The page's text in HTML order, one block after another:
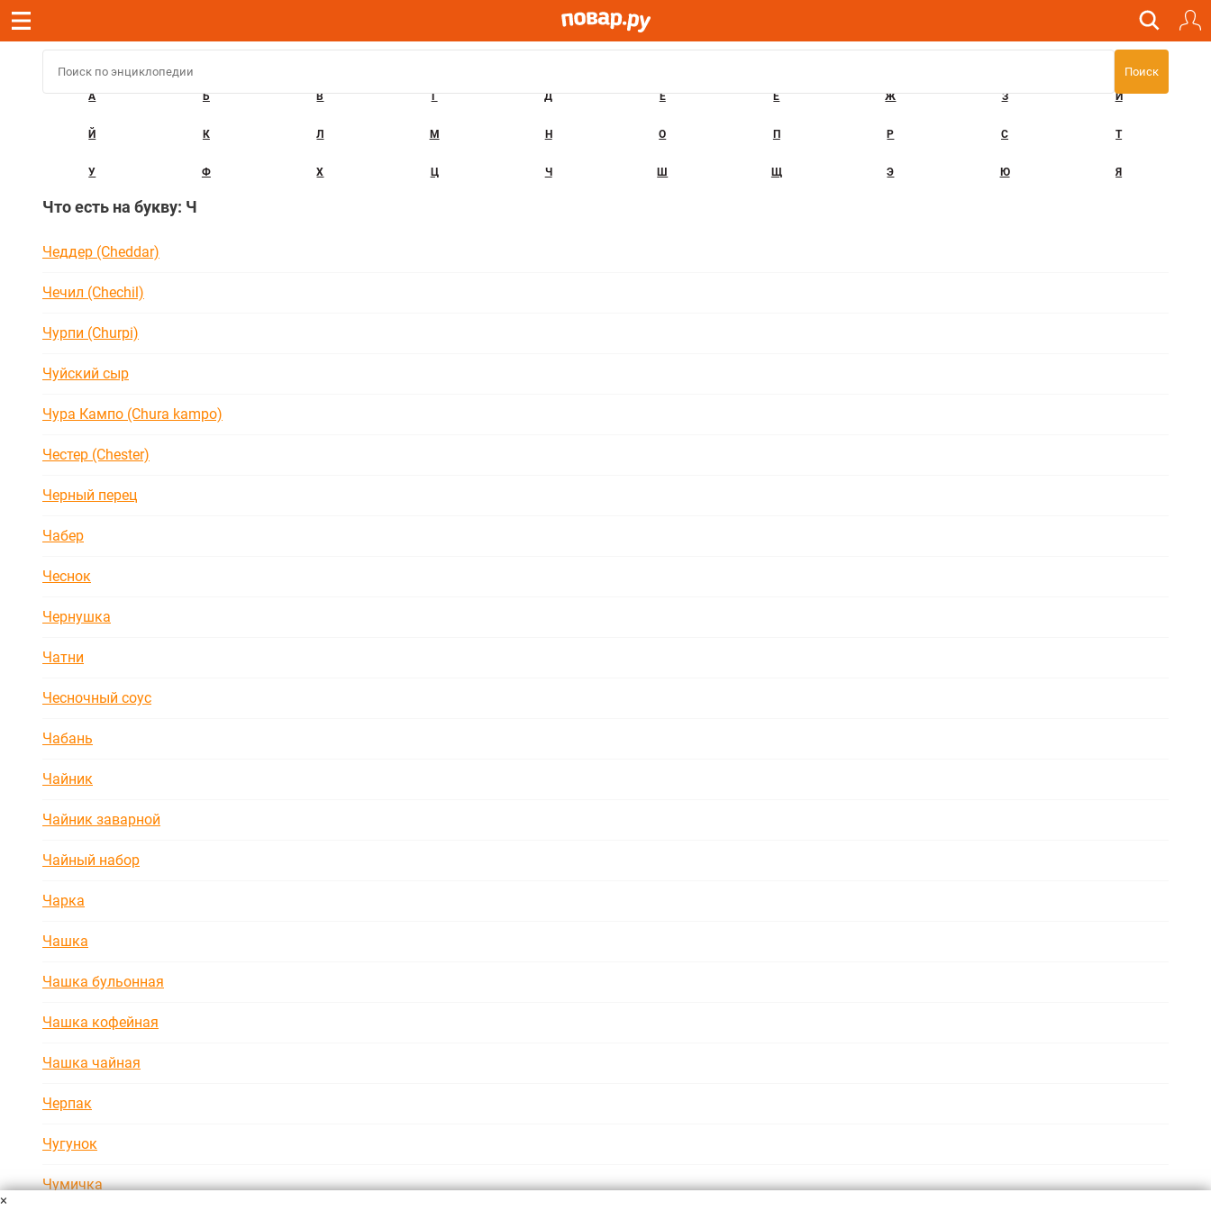
А Б В Г Д Е Ё Ж З И
Й К Л М Н О П Р С Т
У Ф Х Ц Ч Ш Щ Э Ю Я
Что есть на букву: Ч
Чеддер (Cheddar)
Чечил (Chechil)
Чурпи (Churpi)
Чуйский сыр
Чура Кампо (Chura kampo)
Честер (Chester)
Черный перец
Чабер
Чеснок
Чернушка
Чатни
Чесночный соус
Чабань
Чайник
Чайник заварной
Чайный набор
Чарка
Чашка
Чашка бульонная
Чашка кофейная
Чашка чайная
Черпак
Чугунок
Чумичка
×